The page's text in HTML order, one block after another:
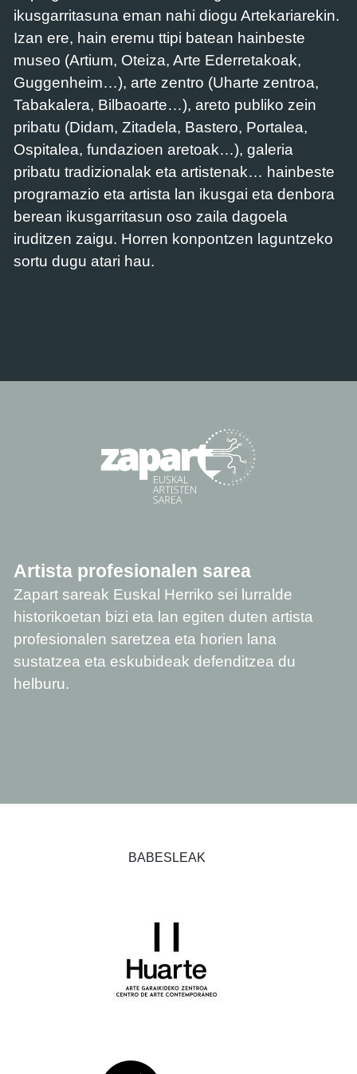
ikusgarritasuna eman nahi diogu Artekariarekin.
Izan ere, hain eremu ttipi batean hainbeste
museo (Artium, Oteiza, Arte Ederretakoak,
Guggenheim…), arte zentro (Uharte zentroa,
Tabakalera, Bilbaoarte…), areto publiko zein
pribatu (Didam, Zitadela, Bastero, Portalea,
Ospitalea, fundazioen aretoak…), galeria
pribatu tradizionalak eta artistenak… hainbeste
programazio eta artista lan ikusgai eta denbora
berean ikusgarritasun oso zaila dagoela
iruditzen zaigu. Horren konpontzen laguntzeko
sortu dugu atari hau.
Artista profesionalen sarea
Zapart sareak Euskal Herriko sei lurralde
historikoetan bizi eta lan egiten duten artista
profesionalen saretzea eta horien lana
sustatzea eta eskubideak defenditzea du
helburu.
BABESLEAK